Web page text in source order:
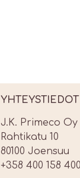
YHTEYSTIEDOT
J.K. Primeco Oy
Rahtikatu 10
80100 Joensuu
+358 400 158 400